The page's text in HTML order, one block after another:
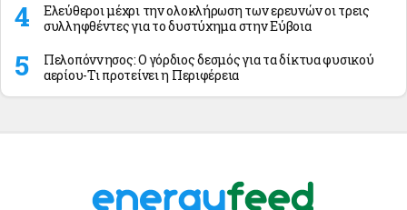
Ελεύθεροι μέχρι την ολοκλήρωση των ερευνών οι τρεις
συλληφθέντες για το δυστύχημα στην Εύβοια
Πελοπόννησος: Ο γόρδιος δεσμός για τα δίκτυα φυσικού
αερίου-Τι προτείνει η Περιφέρεια